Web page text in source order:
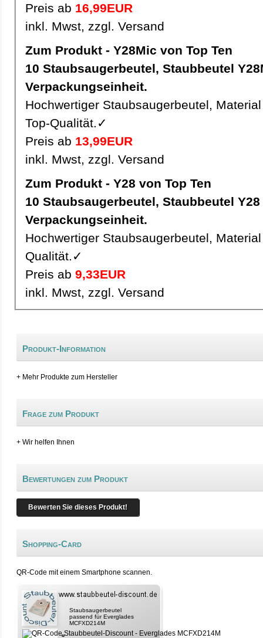
Preis ab 16,99EUR
inkl. Mwst, zzgl. Versand
Zum Produkt - Y28Mic von Top Ten
10 Staubsaugerbeutel, Staubbeutel Y28Mic pro
Verpackungseinheit.
Hochwertiger Staubsaugerbeutel,
Top-Qualität.✓
Preis ab 13,99EUR
inkl. Mwst, zzgl. Versand
Zum Produkt - Y28 von Top Ten
10 Staubsaugerbeutel, Staubbeutel Y28 pro
Verpackungseinheit.
Hochwertiger Staubsaugerbeutel,
Qualität.✓
Preis ab 9,33EUR
inkl. Mwst, zzgl. Versand
Produkt-Information
+ Mehr Produkte zum Hersteller
Frage zum Produkt
+ Wir helfen Ihnen
Bewertungen zum Produkt
Bewerten Sie dieses Produkt!
Shopping-Card
QR-Code mit einem Smartphone scannen.
Staubsaugerbeutel
passend für Everglades
MCFXD214M